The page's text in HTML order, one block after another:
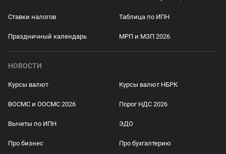
Ставки налогов Таблица по ИПН
Праздничный календарь МРП и МЗП 2026
НОВОСТИ
Курсы валют Курсы валют НБРК
ВОСМС и ООСМС 2026 Порог НДС 2026
Вычеты по ИПН ЭДО
Про бизнес Про бухгалтерию